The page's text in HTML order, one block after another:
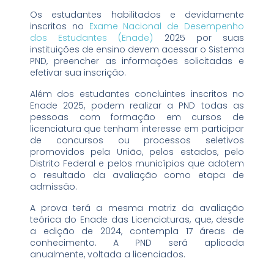
Os estudantes habilitados e devidamente
inscritos no Exame Nacional de Desempenho
dos Estudantes (Enade) 2025 por suas
instituições de ensino devem acessar o Sistema
PND, preencher as informações solicitadas e
efetivar sua inscrição.
Além dos estudantes concluintes inscritos no
Enade 2025, podem realizar a PND todas as
pessoas com formação em cursos de
licenciatura que tenham interesse em participar
de concursos ou processos seletivos
promovidos pela União, pelos estados, pelo
Distrito Federal e pelos municípios que adotem
o resultado da avaliação como etapa de
admissão.
A prova terá a mesma matriz da avaliação
teórica do Enade das Licenciaturas, que, desde
a edição de 2024, contempla 17 áreas de
conhecimento. A PND será aplicada
anualmente, voltada a licenciados.